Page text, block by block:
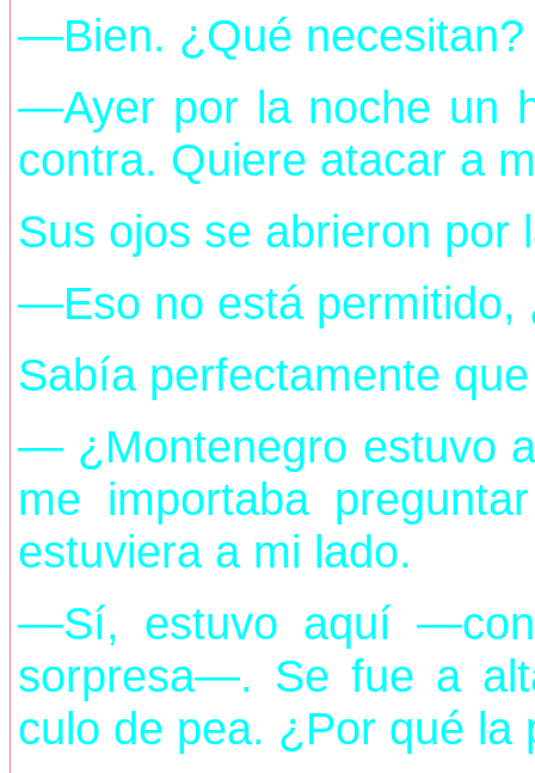
—Bien. ¿Qué necesitan?
—Ayer por la noche un
contra. Quiere atacar a
Sus ojos se abrieron por
—Eso no está permitido,
Sabía perfectamente
— ¿Montenegro estuvo
me importaba
estuviera a mi lado.
—Sí, estuvo aquí
sorpresa—. Se fue a
culo de pea. ¿Por qué la